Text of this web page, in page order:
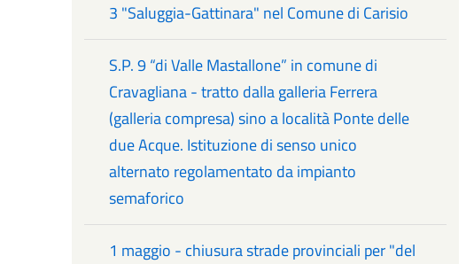
3 "Saluggia-Gattinara" nel Comune di Carisio
S.P. 9 “di Valle Mastallone” in comune di
Cravagliana - tratto dalla galleria Ferrera
(galleria compresa) sino a località Ponte delle
due Acque. Istituzione di senso unico
alternato regolamentato da impianto
semaforico
1 maggio - chiusura strade provinciali per "del